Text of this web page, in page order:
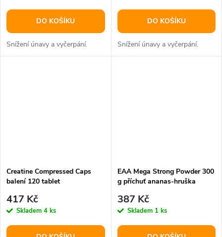
DO KOŠÍKU
Snížení únavy a vyčerpání.
DO KOŠÍKU
Snížení únavy a vyčerpání.
Creatine Compressed Caps
balení 120 tablet
417 Kč
Skladem 4 ks
EAA Mega Strong Powder 300
g příchuť ananas-hruška
387 Kč
Skladem 1 ks